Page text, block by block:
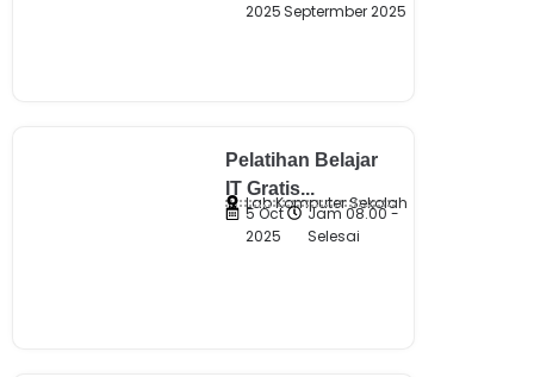
2025 Septermber 2025
Pelatihan Belajar
IT Gratis...
Lab Komputer Sekolah
5 Oct
2025
Jam 08.00 -
Selesai